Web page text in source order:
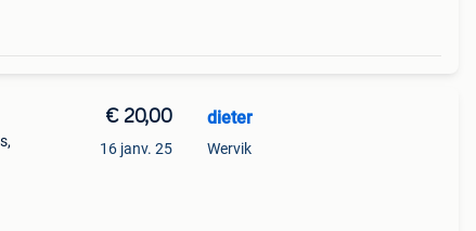
€ 20,00
16 janv. 25
dieter
Wervik